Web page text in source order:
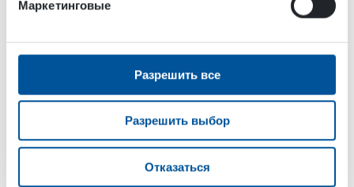
Маркетинговые
Разрешить все
Разрешить выбор
Отказаться
промышленность